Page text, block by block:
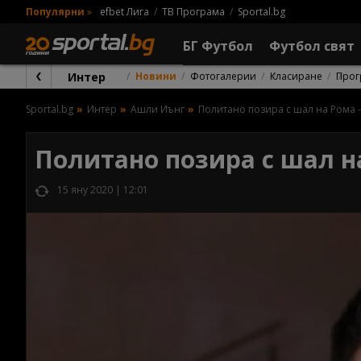
Популярни » efbet Лига ТВ Програма Sportal.bg
БГ Футбол Футбол свят
Интер Новини Фотогалерии Класиране
Sportal.bg Интер Ашли Йънг Политано позира с шал на Рома
Политано позира с шал
15 яну 2020 | 12:01